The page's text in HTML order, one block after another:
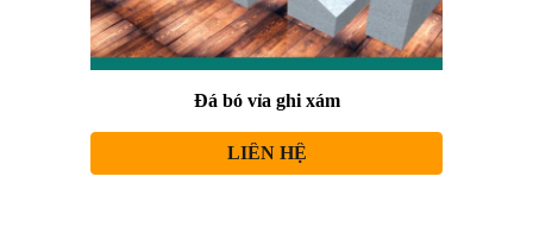
Đá bó vỉa ghi xám
LIÊN HỆ